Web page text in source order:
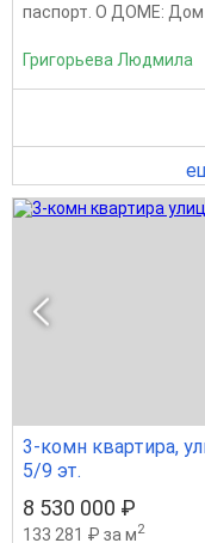
паспорт. О ДОМЕ: Дом
Григорьева Людмила
3-комн квартира,
5/9 эт.
8 530 000 ₽
133 281 ₽ за м2